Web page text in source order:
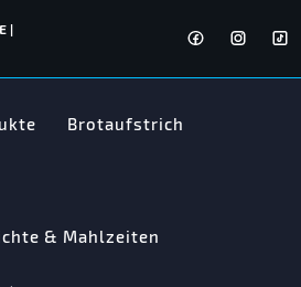
|
Brotaufstrich
& Mahlzeiten